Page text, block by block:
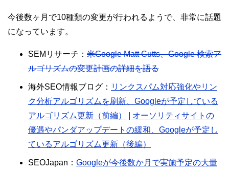
今後数ヶ月で10種類の変更が行われるようで、非常に話題
になっています。
SEMリサーチ： 米Google Matt Cutts、Google 検索ア
ルゴリズムの変更計画の詳細を語る
海外SEO情報ブログ： リンクスパム対応強化やリン
ク分析アルゴリズムを刷新、Googleが予定している
アルゴリズム更新（前編）
オーソリティサイトの
優遇やパンダアップデートの緩和、Googleが予定し
ているアルゴリズム更新（後編）
SEOJapan： Googleが今後数か月で実施予定の大量